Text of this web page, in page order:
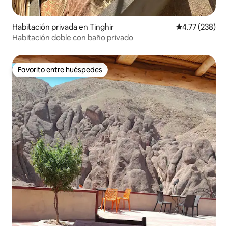
Habitación privada en Tinghir Calificación
4.77 (238)
Habitación doble con baño privado
Favorito entre huéspedes
Favorito entre huéspedes